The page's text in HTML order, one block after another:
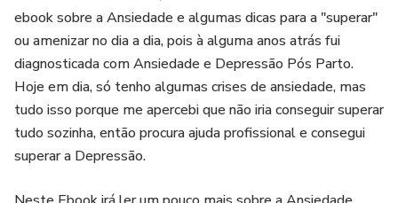
ebook sobre a Ansiedade e algumas dicas para a "superar"
ou amenizar no dia a dia, pois à alguma anos atrás fui
diagnosticada com Ansiedade e Depressão Pós Parto.
Hoje em dia, só tenho algumas crises de ansiedade, mas
tudo isso porque me apercebi que não iria conseguir superar
tudo sozinha, então procura ajuda profissional e consegui
superar a Depressão.